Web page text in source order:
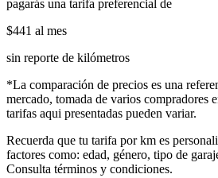
pagarás una tarifa preferencial de
$441 al mes
sin reporte de kilómetros
*La comparación de precios es una
mercado, tomada de varios compradores
tarifas aqui presentadas pueden variar.
Recuerda que tu tarifa por km es
factores como: edad, género, tipo de
Consulta términos y condiciones.